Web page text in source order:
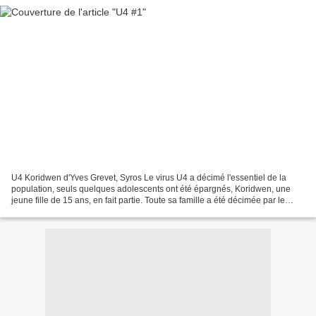
U4 Koridwen d'Yves Grevet, Syros Le virus U4 a décimé l'essentiel de la
population, seuls quelques adolescents ont été épargnés, Koridwen, une
jeune fille de 15 ans, en fait partie. Toute sa famille a été décimée par le